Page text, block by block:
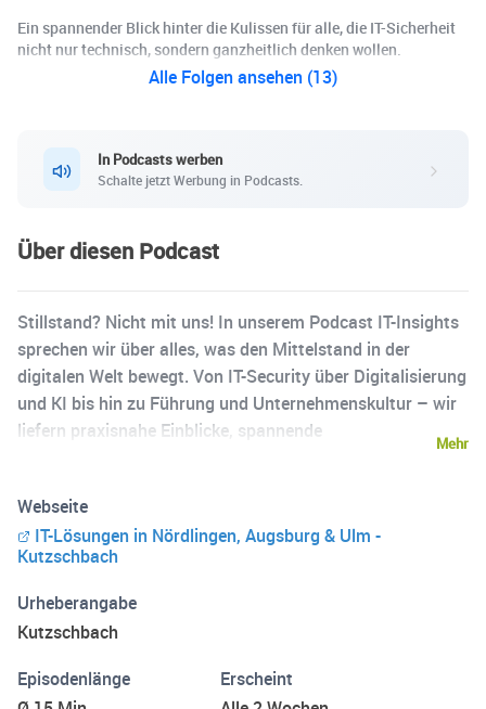
Ein spannender Blick hinter die Kulissen für alle, die IT-Sicherheit
nicht nur technisch, sondern ganzheitlich denken wollen.
Alle Folgen ansehen (13)
In Podcasts werben
Schalte jetzt Werbung in Podcasts.
Über diesen Podcast
Stillstand? Nicht mit uns! In unserem Podcast IT-Insights
sprechen wir über alles, was den Mittelstand in der
digitalen Welt bewegt. Von IT-Security über Digitalisierung
und KI bis hin zu Führung und Unternehmenskultur – wir
liefern praxisnahe Einblicke, spannende
Lösungen für den Mittelstand ✔️ Cybersecurity, Cloud &
moderne Arbeitswelten ✔️ Künstliche Intelligenz in der
Praxis ✔️ Einblicke in Unternehmensführung & Leadership
✔️ Persönliche Geschichten & Erfahrungen unseres Teams
Mehr
Webseite
IT-Lösungen in Nördlingen, Augsburg & Ulm -
Kutzschbach
Urheberangabe
Kutzschbach
Episodenlänge
Erscheint